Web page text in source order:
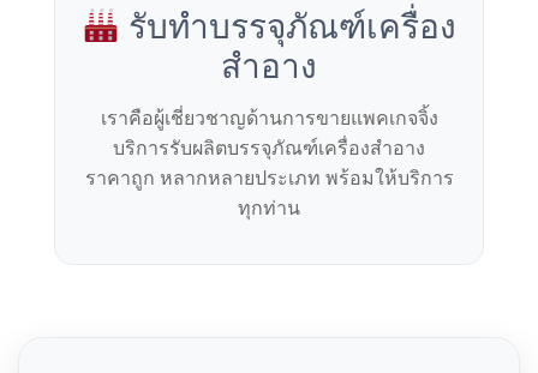
รับทำบรรจุภัณฑ์เครื่อง
สำอาง
เราคือผู้เชี่ยวชาญด้านการขายแพคเกจจิ้ง
บริการรับผลิตบรรจุภัณฑ์เครื่องสำอาง
ราคาถูก หลากหลายประเภท พร้อมให้บริการ
ทุกท่าน